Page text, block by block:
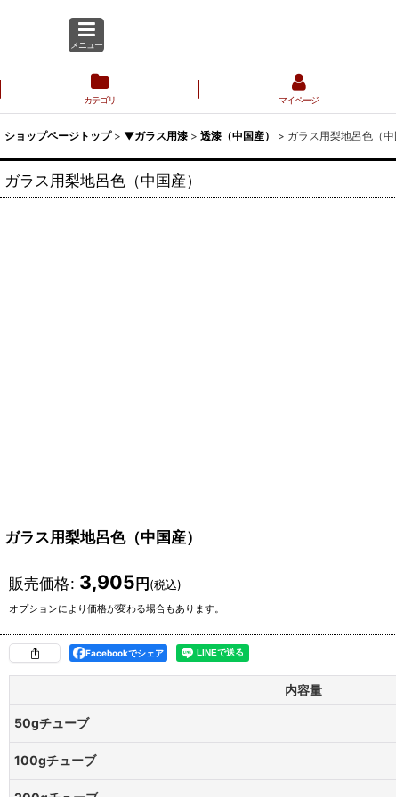
メニュー
カテゴリ マイページ
ショップページトップ > ▼ガラス用漆 > 透漆（中国産） > ガラス用梨地呂色（中
ガラス用梨地呂色（中国産）
ガラス用梨地呂色（中国産）
販売価格: 3,905円(税込)
オプションにより価格が変わる場合もあります。
Facebookでシェア
内容量
50gチューブ
100gチューブ